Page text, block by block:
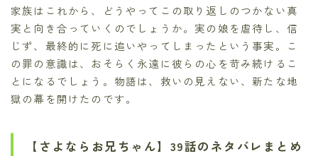
家族はこれから、どうやってこの取り返しのつかない真
実と向き合っていくのでしょうか。実の娘を虐待し、信
じず、最終的に死に追いやってしまったという事実。こ
の罪の意識は、おそらく永遠に彼らの心を苛み続けるこ
とになるでしょう。物語は、救いの見えない、新たな地
獄の幕を開けたのです。
【さよならお兄ちゃん】39話のネタバレまとめ